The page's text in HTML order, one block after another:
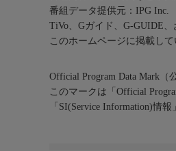
番組データ提供元：IPG Inc.
TiVo、Gガイド、G-GUIDE
このホームページに掲載し
Official Program Data Mark（
このマークは「Official
「SI(Service Information)情